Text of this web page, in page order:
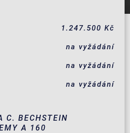
1.247.500 Kč
na vyžádání
na vyžádání
na vyžádání
C. BECHSTEIN
A 160